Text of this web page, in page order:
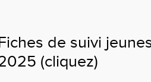
de suivi
(cliquez)